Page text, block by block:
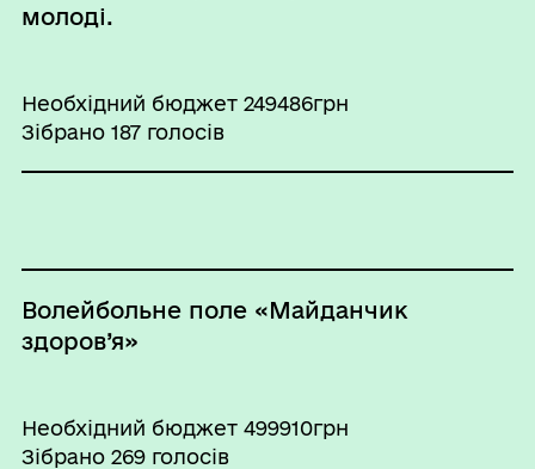
молоді.
Необхідний бюджет 249486грн
Зібрано 187 голосів
Волейбольне поле «Майданчик
здоров’я»
Необхідний бюджет 499910грн
Зібрано 269 голосів